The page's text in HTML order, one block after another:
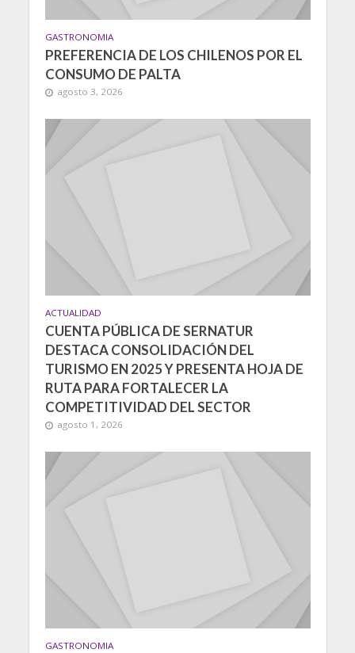
GASTRONOMIA
PREFERENCIA DE LOS CHILENOS POR EL
CONSUMO DE PALTA
agosto 3, 2026
ACTUALIDAD
CUENTA PÚBLICA DE SERNATUR
DESTACA CONSOLIDACIÓN DEL
TURISMO EN 2025 Y PRESENTA HOJA DE
RUTA PARA FORTALECER LA
COMPETITIVIDAD DEL SECTOR
agosto 1, 2026
GASTRONOMIA